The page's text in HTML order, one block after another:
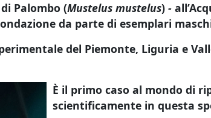
Palombo (Mustelus mustelus) -
da parte di esemplari
del Piemonte, Liguria e
È il primo caso al mondo di
scientificamente in questa